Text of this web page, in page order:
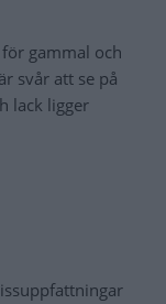
gammal och
svår att se på
lack ligger